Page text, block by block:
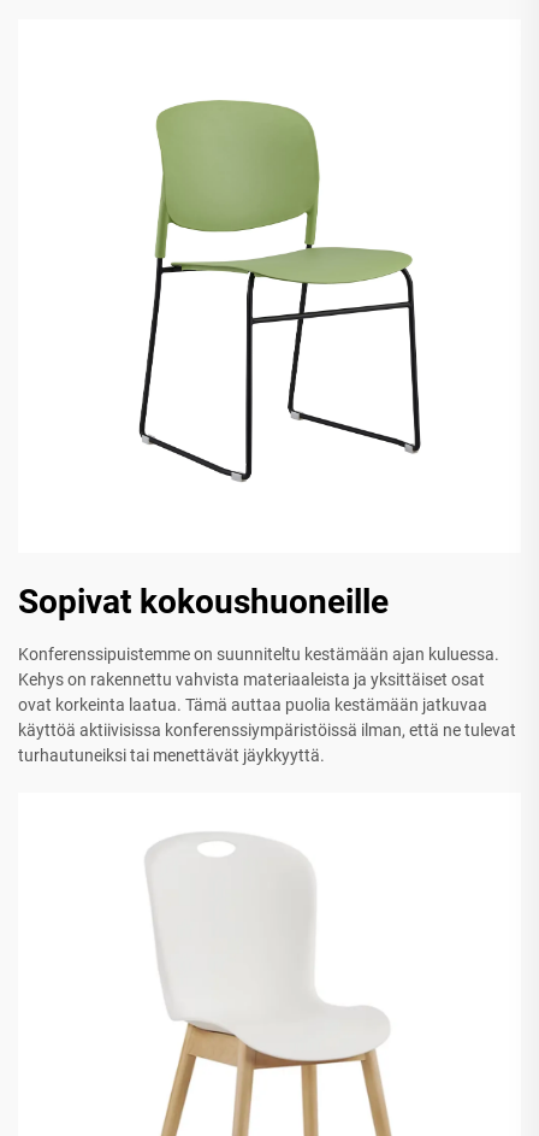
Sopivat kokoushuoneille
Konferenssipuistemme on suunniteltu kestämään ajan kuluessa.
Kehys on rakennettu vahvista materiaaleista ja yksittäiset osat
ovat korkeinta laatua. Tämä auttaa puolia kestämään jatkuvaa
käyttöä aktiivisissa konferenssiympäristöissä ilman, että ne tulevat
turhautuneiksi tai menettävät jäykkyyttä.